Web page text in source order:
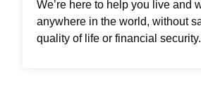
We’re here to help you live and
anywhere in the world, without
quality of life or financial security.